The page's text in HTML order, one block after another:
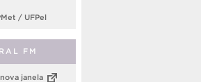
/ UFPel
FM
janela